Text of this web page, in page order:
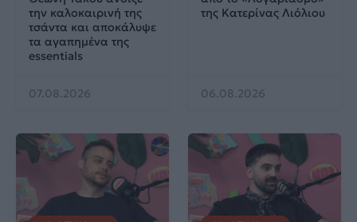
την καλοκαιρινή της
τσάντα και αποκάλυψε
τα αγαπημένα της
essentials
07.08.2026
της Κατερίνας Λιόλιου
06.08.2026